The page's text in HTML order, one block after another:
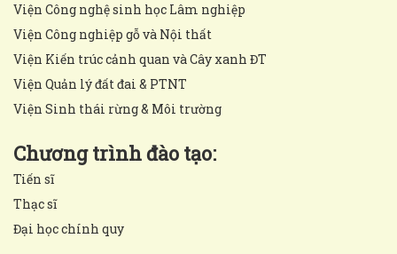
Viện Công nghệ sinh học Lâm nghiệp
Viện Công nghiệp gỗ và Nội thất
Viện Kiến trúc cảnh quan và Cây xanh ĐT
Viện Quản lý đất đai & PTNT
Viện Sinh thái rừng & Môi trường
Chương trình đào tạo:
Tiến sĩ
Thạc sĩ
Đại học chính quy